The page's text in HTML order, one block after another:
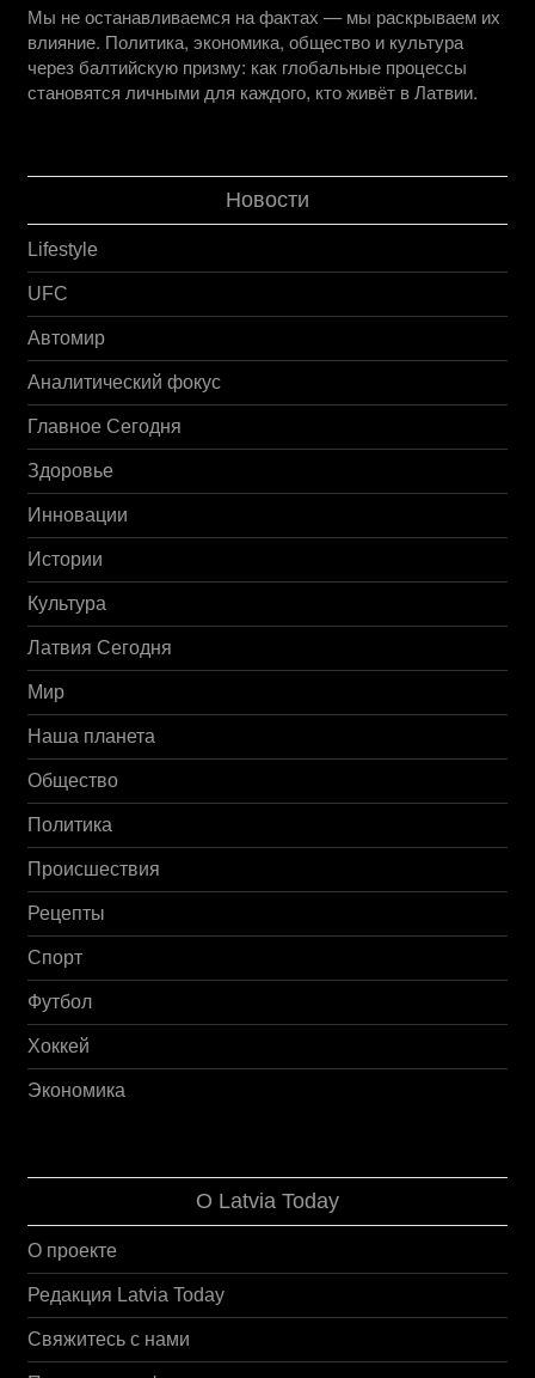
Мы не останавливаемся на фактах — мы раскрываем их
влияние. Политика, экономика, общество и культура
через балтийскую призму: как глобальные процессы
становятся личными для каждого, кто живёт в Латвии.
Новости
Lifestyle
UFC
Автомир
Аналитический фокус
Главное Сегодня
Здоровье
Инновации
Истории
Культура
Латвия Сегодня
Мир
Наша планета
Общество
Политика
Происшествия
Рецепты
Спорт
Футбол
Хоккей
Экономика
О Latvia Today
О проекте
Редакция Latvia Today
Свяжитесь с нами